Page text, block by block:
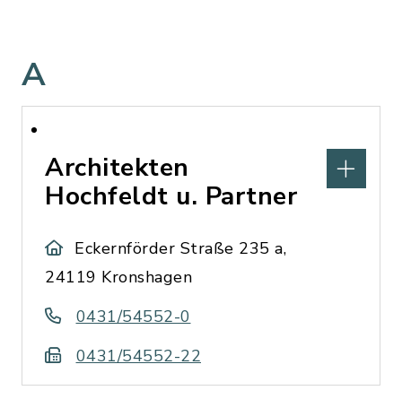
A
Architekten
Hochfeldt u. Partner
Eckernförder Straße 235 a,
24119 Kronshagen
0431/54552-0
0431/54552-22